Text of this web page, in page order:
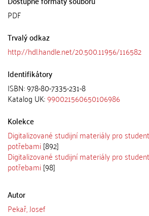
PDF
Trvalý odkaz
http://hdl.handle.net/20.500.11956/116582
Identifikátory
ISBN: 978-80-7335-231-8
Katalog UK:990021560650106986
Kolekce
Digitalizované studijní materiály pro
potřebami[892]
Digitalizované studijní materiály pro
potřebami[98]
Autor
Pekař, Josef